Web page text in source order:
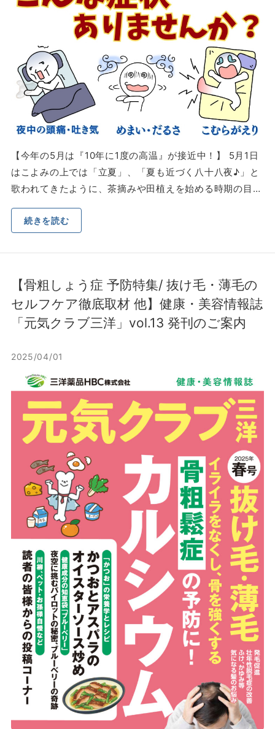
【今年の5月は『10年に1度の高温』が接近中！】 5月1日
はこよみの上では「立夏」、「夏も近づく八十八夜♪」と
歌われてきたように、茶摘みや田植えを始める時期の目…
続きを読む
【骨粗しょう症 予防特集/ 抜け毛・薄毛の
セルフケア徹底取材 他】健康・美容情報誌
「元気クラブ三洋」vol.13 発刊のご案内
2025/04/01